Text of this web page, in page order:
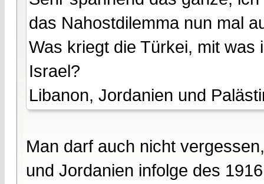
das Nahostdilemma nun mal
Was kriegt die Türkei, mit
Israel?
Libanon, Jordanien und
Man darf auch nicht
und Jordanien infolge des